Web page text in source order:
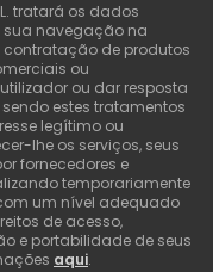
tratará os dados
sua navegação na
contratação de produtos
ou
ou dar resposta
estes tratamentos
legítimo ou
lhe os serviços, seus
fornecedores e
temporariamente
um nível adequado
de acesso,
e portabilidade de seus
aqui.